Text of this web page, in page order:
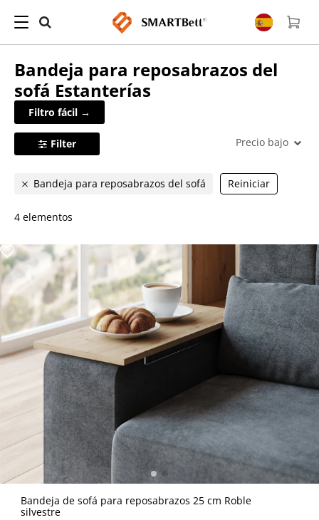
Bandeja para reposabrazos del
sofá Estanterías
Filtro fácil →
Filter Precio bajo
Bandeja para reposabrazos del sofá Reiniciar
4 elementos
Bandeja de sofá para reposabrazos 25 cm Roble
silvestre